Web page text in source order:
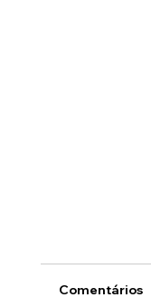
Comentários